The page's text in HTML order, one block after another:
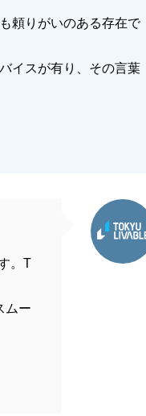
頼りがいのある存在で
イスが有り、その言葉
。T
ムー